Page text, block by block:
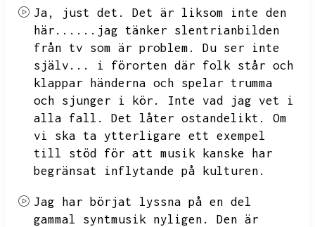
Ja, just det.
Det är liksom inte den
här......jag tänker slentrianbilden
från tv som är problem.
Du ser inte
själv...
i förorten där folk står och
klappar händerna och spelar trumma
och sjunger i kör.
Inte vad jag vet i
alla fall.
Det låter ostandelikt.
Om
vi ska ta ytterligare ett exempel
till stöd för att musik kanske har
begränsat inflytande på kulturen.
Jag har börjat lyssna på en del
gammal syntmusik nyligen.
Den är